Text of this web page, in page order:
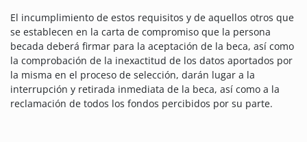
El incumplimiento de estos requisitos y de aquellos otros que
se establecen en la carta de compromiso que la persona
becada deberá firmar para la aceptación de la beca, así como
la comprobación de la inexactitud de los datos aportados por
la misma en el proceso de selección, darán lugar a la
interrupción y retirada inmediata de la beca, así como a la
reclamación de todos los fondos percibidos por su parte.